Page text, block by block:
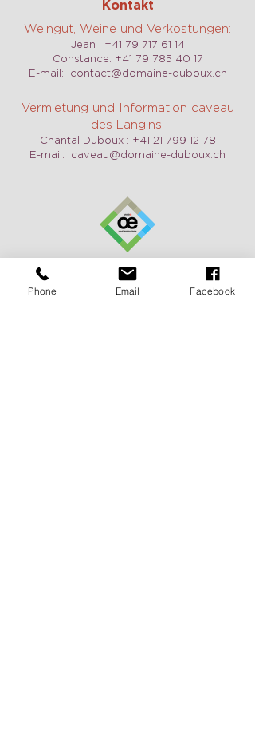
Kontakt
Weingut, Weine und Verkostungen:
Jean : +41 79 717 61 14
Constance: +41 79 785 40 17
E-mail:
contact@domaine-duboux.ch
Vermietung und Information caveau
des Langins:
Chantal Duboux : +41 21 799 12 78
E-mail: caveau@domaine-duboux.ch
Öffnungszeit
Wir sind täglich geöffnet, auch am
Phone Email Facebook